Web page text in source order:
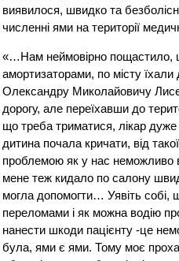
виявилося, швидко та
численні ями на території
«…Нам неймовірно
амортизаторами, по місту
Олександру Миколайовичу
дорогу, але переїхавши до
що треба триматися, лікар
дитина почала кричати, від
проблемою як у нас неможливо
мене теж кидало по салону
могла допомогти… Уявіть собі,
переломами і як можна водію
нанести шкоди пацієнту -це
була, ями є ями. Тому моє